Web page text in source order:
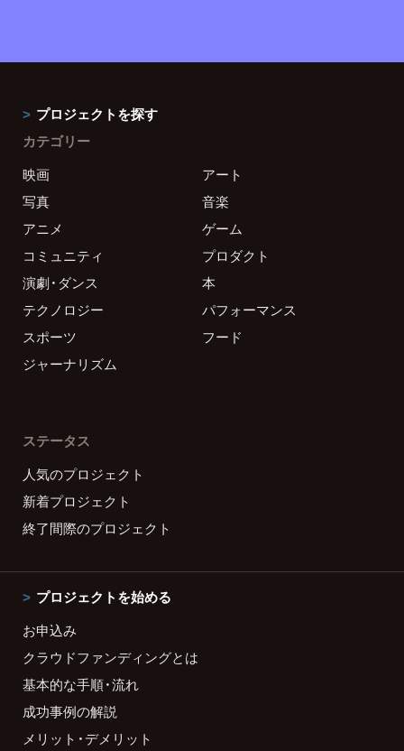
プロジェクトを探す
カテゴリー
映画
アート
写真
音楽
アニメ
ゲーム
コミュニティ
プロダクト
演劇・ダンス
本
テクノロジー
パフォーマンス
スポーツ
フード
ジャーナリズム
ステータス
人気のプロジェクト
新着プロジェクト
終了間際のプロジェクト
プロジェクトを始める
お申込み
クラウドファンディングとは
基本的な手順・流れ
成功事例の解説
メリット・デメリット